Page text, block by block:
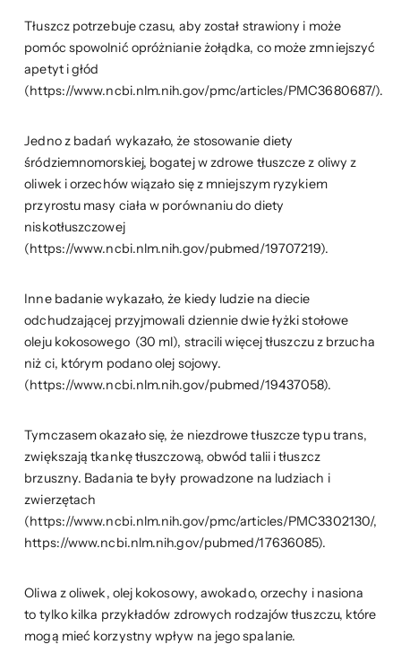
Tłuszcz potrzebuje czasu, aby został strawiony i może
pomóc spowolnić opróżnianie żołądka, co może zmniejszyć
apetyt i głód
(https://www.ncbi.nlm.nih.gov/pmc/articles/PMC3680687/).
Jedno z badań wykazało, że stosowanie diety
śródziemnomorskiej, bogatej w zdrowe tłuszcze z oliwy z
oliwek i orzechów wiązało się z mniejszym ryzykiem
przyrostu masy ciała w porównaniu do diety
niskotłuszczowej
(https://www.ncbi.nlm.nih.gov/pubmed/19707219).
Inne badanie wykazało, że kiedy ludzie na diecie
odchudzającej przyjmowali dziennie dwie łyżki stołowe
oleju kokosowego (30 ml), stracili więcej tłuszczu z brzucha
niż ci, którym podano olej sojowy.
(https://www.ncbi.nlm.nih.gov/pubmed/19437058).
Tymczasem okazało się, że niezdrowe tłuszcze typu trans,
zwiększają tkankę tłuszczową, obwód talii i tłuszcz
brzuszny. Badania te były prowadzone na ludziach i
zwierzętach
(https://www.ncbi.nlm.nih.gov/pmc/articles/PMC3302130/,
https://www.ncbi.nlm.nih.gov/pubmed/17636085).
Oliwa z oliwek, olej kokosowy, awokado, orzechy i nasiona
to tylko kilka przykładów zdrowych rodzajów tłuszczu, które
mogą mieć korzystny wpływ na jego spalanie.